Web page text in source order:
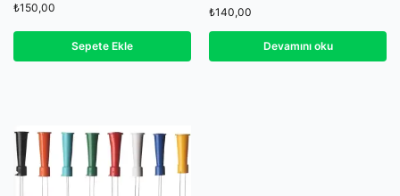
₺150,00
Sepete Ekle
₺140,00
Devamını oku